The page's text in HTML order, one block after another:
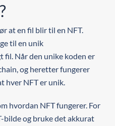
at en fil blir til en NFT.
til en unik
fil. Når den unike koden er
og heretter fungerer
hver NFT er unik.
hvordan NFT fungerer. For
bilde og bruke det akkurat